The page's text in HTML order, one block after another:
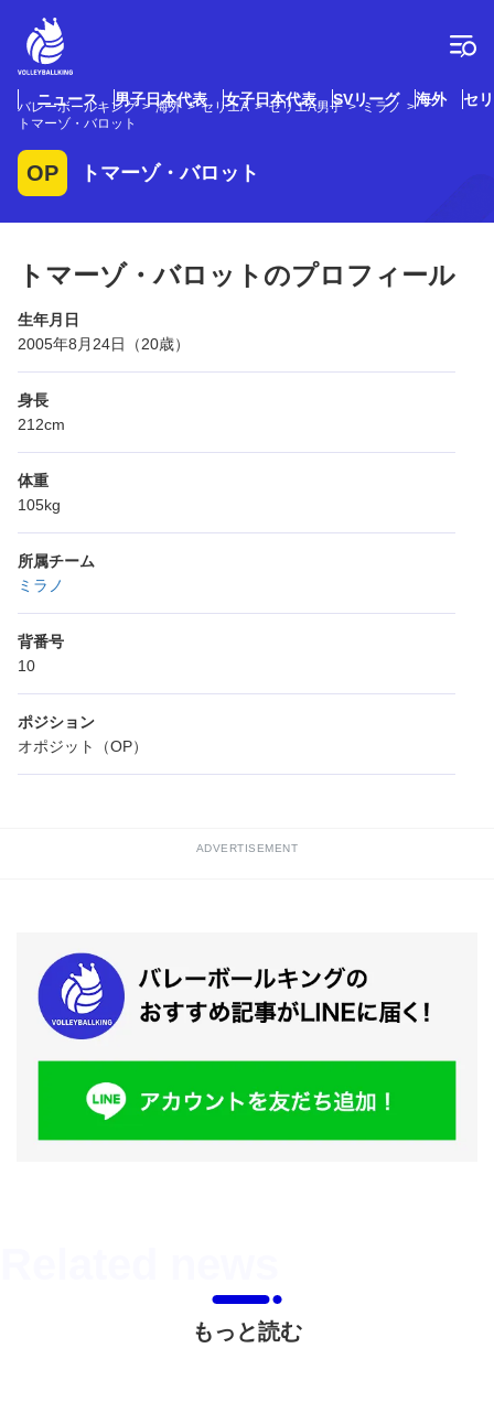
ニュース 男子日本代表 女子日本代表 SVリーグ 海外 セ
バレーボールキング 海外 セリエA セリエA男子
ミラノ
トマーゾ・バロット
OP トマーゾ・バロット
トマーゾ・バロットのプロフィール
生年月日
2005年8月24日（20歳）
身長
212cm
体重
105kg
所属チーム
ミラノ
背番号
10
ポジション
オポジット（OP）
ADVERTISEMENT
もっと読む